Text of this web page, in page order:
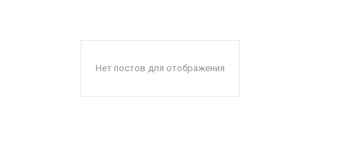
Нет постов для отображения